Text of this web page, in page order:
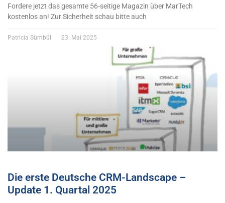
Fordere jetzt das gesamte 56-seitige Magazin über MarTech
kostenlos an! Zur Sicherheit schau bitte auch
Patricia Sümbül 23. Mai 2025
Die erste Deutsche CRM-Landscape –
Update 1. Quartal 2025